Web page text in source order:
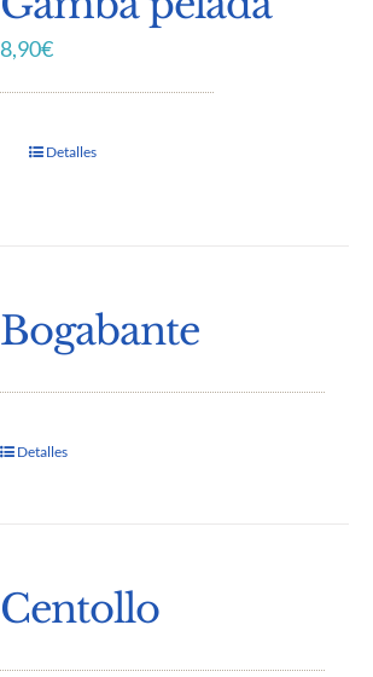
8,90€
Detalles
Bogabante
Detalles
Centollo